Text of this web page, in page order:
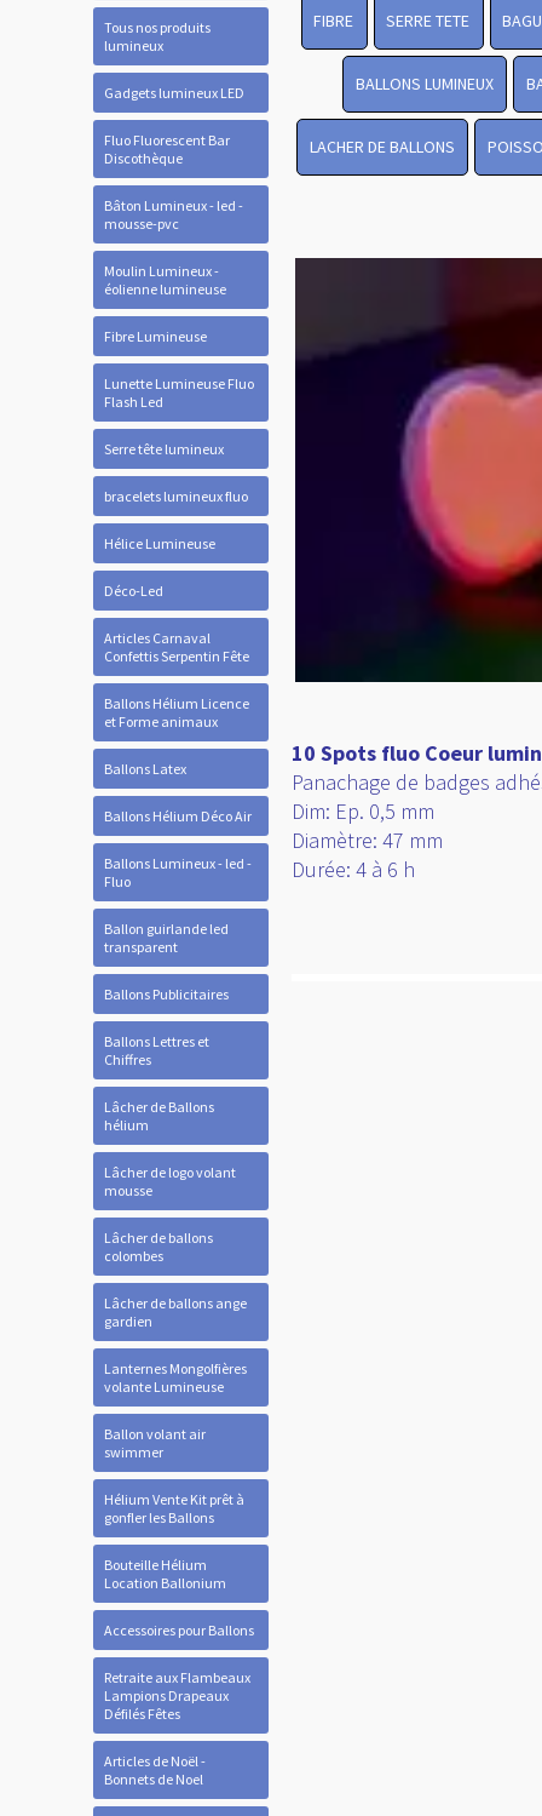
Tous nos produits
lumineux
Gadgets lumineux LED
Fluo Fluorescent Bar
Discothèque
Bâton Lumineux - led -
mousse-pvc
Moulin Lumineux -
éolienne lumineuse
Fibre Lumineuse
Lunette Lumineuse Fluo
Flash Led
Serre tête lumineux
bracelets lumineux fluo
Hélice Lumineuse
Déco-Led
Articles Carnaval
Confettis Serpentin Fête
Ballons Hélium Licence
et Forme animaux
Ballons Latex
Ballons Hélium Déco Air
Ballons Lumineux - led -
Fluo
Ballon guirlande led
transparent
Ballons Publicitaires
Ballons Lettres et
Chiffres
Lâcher de Ballons
hélium
Lâcher de logo volant
mousse
Lâcher de ballons
colombes
Lâcher de ballons ange
gardien
Lanternes Mongolfières
volante Lumineuse
Ballon volant air
swimmer
Hélium Vente Kit prêt à
gonfler les Ballons
Bouteille Hélium
Location Ballonium
Accessoires pour Ballons
Retraite aux Flambeaux
Lampions Drapeaux
Défilés Fêtes
Articles de Noël -
Bonnets de Noel
FIBRE SERRE TETE
BALLONS LUMINEUX
LACHER DE BALLONS
10 Spots fluo Coeur
Panachage de badges
Dim: Ep. 0,5 mm
Diamètre: 47 mm
Durée: 4 à 6 h